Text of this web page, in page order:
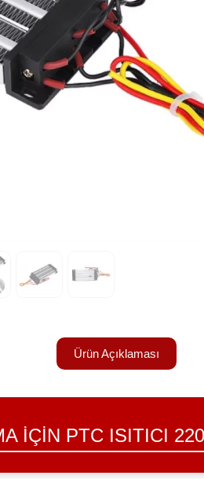
Ürün Açıklaması
İÇIN PTC ISITICI